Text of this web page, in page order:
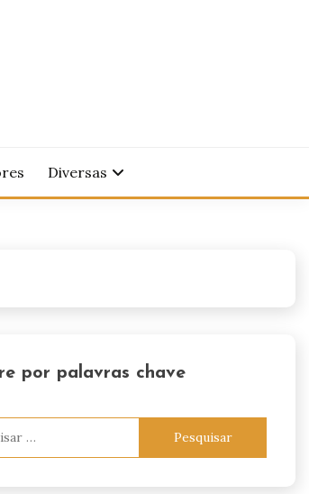
Diversas
por palavras chave